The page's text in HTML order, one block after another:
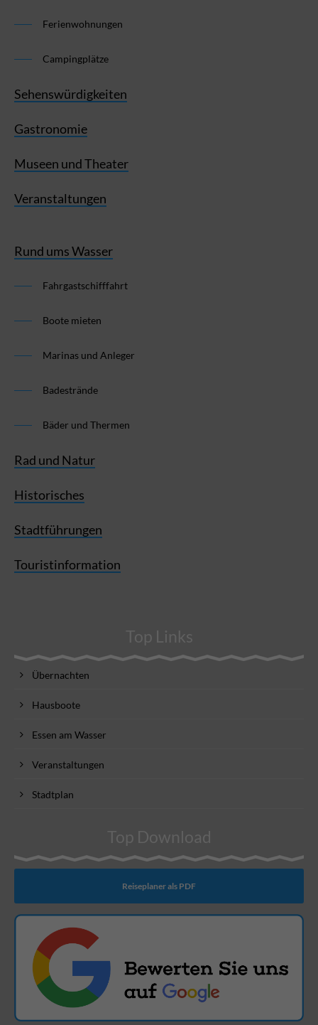
Ferienwohnungen
Campingplätze
Sehenswürdigkeiten
Gastronomie
Museen und Theater
Veranstaltungen
Rund ums Wasser
Fahrgastschifffahrt
Boote mieten
Marinas und Anleger
Badestrände
Bäder und Thermen
Rad und Natur
Historisches
Stadtführungen
Touristinformation
Top Links
Übernachten
Hausboote
Essen am Wasser
Veranstaltungen
Stadtplan
Top Download
Reiseplaner als PDF